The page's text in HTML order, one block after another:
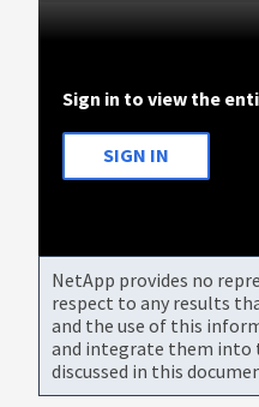
Sign in to view the
SIGN IN
NetApp provides no
respect to any results
and the use of this
and integrate them into
discussed in this